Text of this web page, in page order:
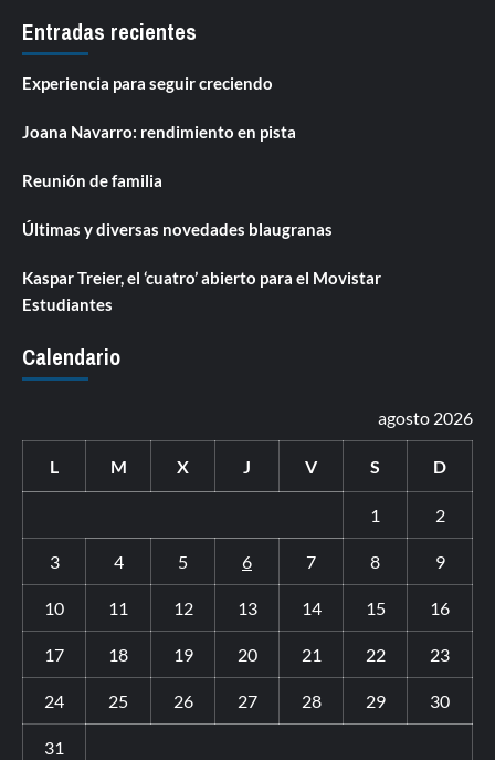
Entradas recientes
Experiencia para seguir creciendo
Joana Navarro: rendimiento en pista
Reunión de familia
Últimas y diversas novedades blaugranas
Kaspar Treier, el ‘cuatro’ abierto para el Movistar
Estudiantes
Calendario
agosto 2026
L M X J V S D
1 2
3 4 5 6 7 8 9
10 11 12 13 14 15 16
17 18 19 20 21 22 23
24 25 26 27 28 29 30
31